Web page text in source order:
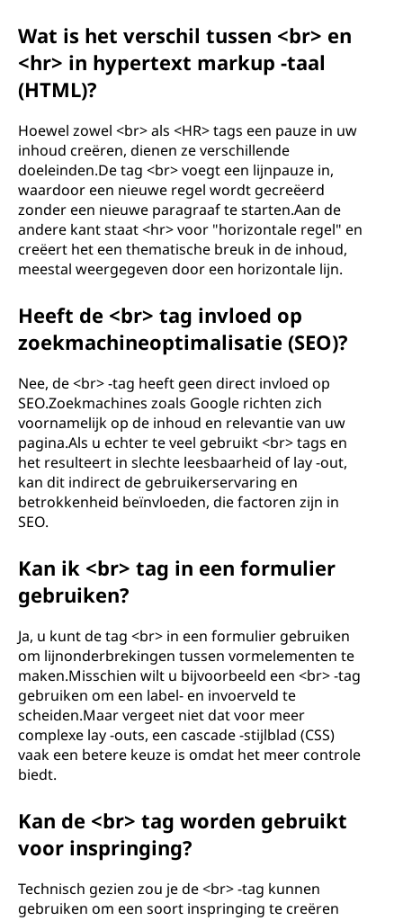
Wat is het verschil tussen <br> en
<hr> in hypertext markup -taal
(HTML)?
Hoewel zowel <br> als <HR> tags een pauze in uw
inhoud creëren, dienen ze verschillende
doeleinden.De tag <br> voegt een lijnpauze in,
waardoor een nieuwe regel wordt gecreëerd
zonder een nieuwe paragraaf te starten.Aan de
andere kant staat <hr> voor "horizontale regel" en
creëert het een thematische breuk in de inhoud,
meestal weergegeven door een horizontale lijn.
Heeft de <br> tag invloed op
zoekmachineoptimalisatie (SEO)?
Nee, de <br> -tag heeft geen direct invloed op
SEO.Zoekmachines zoals Google richten zich
voornamelijk op de inhoud en relevantie van uw
pagina.Als u echter te veel gebruikt <br> tags en
het resulteert in slechte leesbaarheid of lay -out,
kan dit indirect de gebruikerservaring en
betrokkenheid beïnvloeden, die factoren zijn in
SEO.
Kan ik <br> tag in een formulier
gebruiken?
Ja, u kunt de tag <br> in een formulier gebruiken
om lijnonderbrekingen tussen vormelementen te
maken.Misschien wilt u bijvoorbeeld een <br> -tag
gebruiken om een ​​label- en invoerveld te
scheiden.Maar vergeet niet dat voor meer
complexe lay -outs, een cascade -stijlblad (CSS)
vaak een betere keuze is omdat het meer controle
biedt.
Kan de <br> tag worden gebruikt
voor inspringing?
Technisch gezien zou je de <br> -tag kunnen
gebruiken om een ​​soort inspringing te creëren